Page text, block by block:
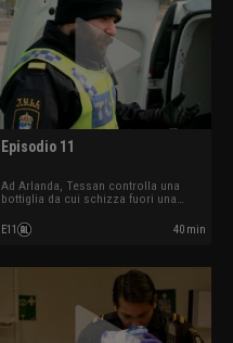
Episodio 11
Ad Arlanda, Tessan controlla una
bottiglia da cui schizza fuori una
peperoncino. Timor trova un sacco di
alcolici e sospetta un caso di
E11 40 min